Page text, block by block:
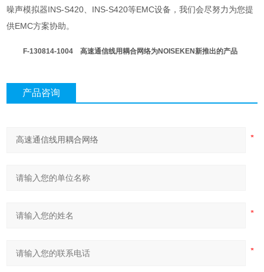
噪声模拟器INS-S420、INS-S420等EMC设备，我们会尽努力为您提
供EMC方案协助。
F-130814-1004 高速通信线用耦合网络为NOISEKEN新推出的产品
产品咨询